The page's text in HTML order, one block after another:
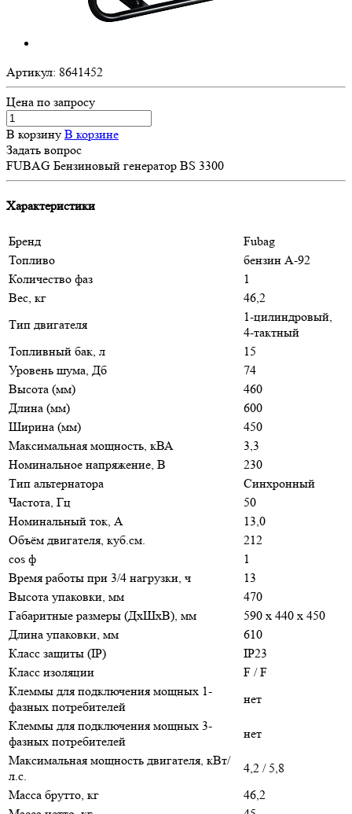
Артикул: 8641452
Цена по запросу
В корзину В корзине
Задать вопрос
FUBAG Бензиновый генератор BS 3300
Характеристики
Бренд
Fubag
Топливо
бензин А-92
Количество фаз
1
Вес, кг
46,2
Тип двигателя
1-цилиндровый,
4-тактный
Топливный бак, л
15
Уровень шума, Дб
74
Высота (мм)
460
Длина (мм)
600
Ширина (мм)
450
Максимальная мощность, кВА
3,3
Номинальное напряжение, В
230
Тип альтернатора
Синхронный
Частота, Гц
50
Номинальный ток, А
13,0
Объём двигателя, куб.см.
212
cos ф
1
Время работы при 3/4 нагрузки, ч
13
Высота упаковки, мм
470
Габаритные размеры (ДхШхВ), мм
590 x 440 x 450
Длина упаковки, мм
610
Класс защиты (IP)
IP23
Класс изоляции
F / F
Клеммы для подключения мощных 1-
фазных потребителей
нет
Клеммы для подключения мощных 3-
фазных потребителей
нет
Максимальная мощность двигателя, кВт/
л.с.
4,2 / 5,8
Масса брутто, кг
46,2